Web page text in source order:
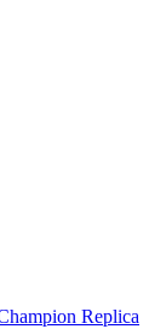
Replica